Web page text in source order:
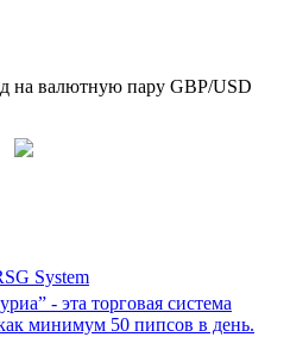
на валютную пару GBP/USD
System
- эта торговая система
минимум 50 пипсов в день.